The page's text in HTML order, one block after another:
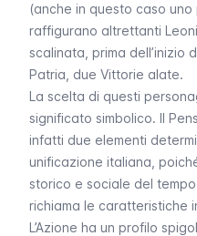
(anche in questo caso
raffigurano altrettanti
scalinata, prima dell’inizio
Patria, due Vittorie alate.
La scelta di questi
significato simbolico. Il
infatti due elementi
unificazione italiana,
storico e sociale del
richiama le caratteristiche
L’Azione ha un profilo